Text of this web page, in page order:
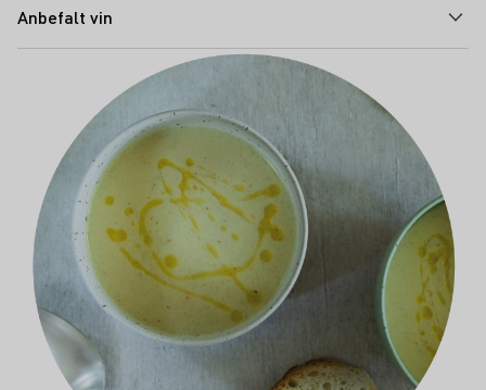
Anbefalt vin